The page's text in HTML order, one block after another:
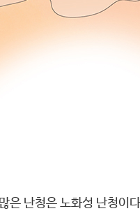
난청은 노화성 난청